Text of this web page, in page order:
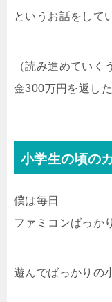
というお話をして
（読み進めてい
金300万円を返し
小学生の頃の
僕は毎日
ファミコンばっか
遊んでばっかりの